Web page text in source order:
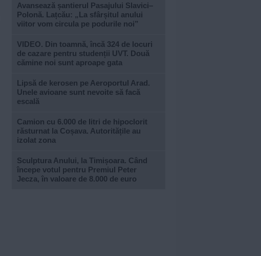
Avansează șantierul Pasajului Slavici–
Polonă. Lațcău: „La sfârșitul anului
viitor vom circula pe podurile noi”
VIDEO. Din toamnă, încă 324 de locuri
de cazare pentru studenții UVT. Două
cămine noi sunt aproape gata
Lipsă de kerosen pe Aeroportul Arad.
Unele avioane sunt nevoite să facă
escală
Camion cu 6.000 de litri de hipoclorit
răsturnat la Coșava. Autoritățile au
izolat zona
Sculptura Anului, la Timișoara. Când
începe votul pentru Premiul Peter
Jecza, în valoare de 8.000 de euro